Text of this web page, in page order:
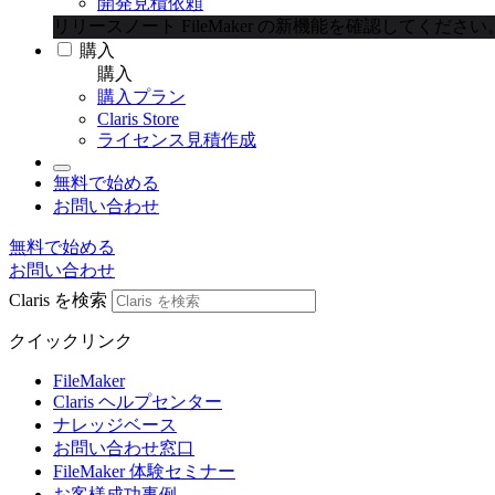
リリースノート
FileMaker の新機能を確認してください。
購入
購入
購入プラン
Claris Store
ライセンス見積作成
無料で始める
お問い合わせ
無料で始める
お問い合わせ
Claris を検索
クイックリンク
FileMaker
Claris ヘルプセンター
ナレッジベース
お問い合わせ窓口
FileMaker 体験セミナー